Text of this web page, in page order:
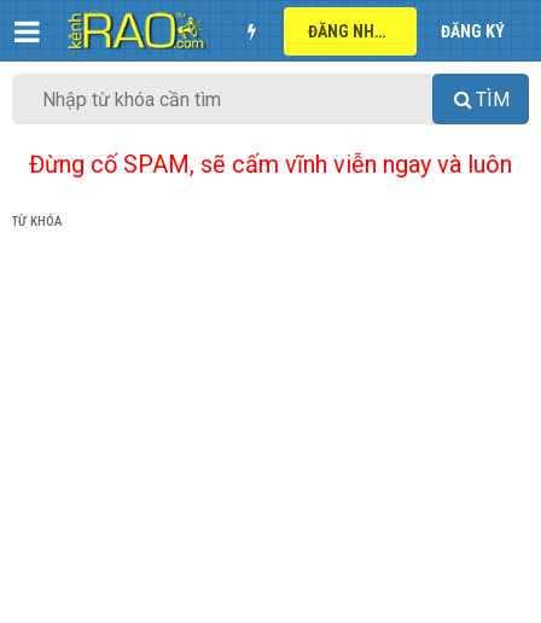
ĐĂNG NHẬP ĐĂNG KÝ
TÌM
Đừng cố SPAM, sẽ cấm vĩnh viễn ngay và luôn
TỪ KHÓA